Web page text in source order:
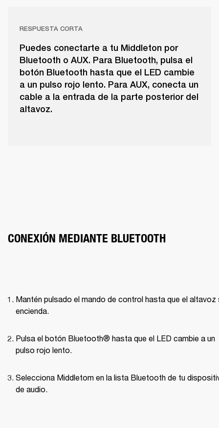
RESPUESTA CORTA
Puedes conectarte a tu Middleton por
Bluetooth o AUX. Para Bluetooth, pulsa el
botón Bluetooth hasta que el LED cambie
a un pulso rojo lento. Para AUX, conecta un
cable a la entrada de la parte posterior del
altavoz.
CONEXIÓN MEDIANTE BLUETOOTH
Mantén pulsado el mando de control hasta que el altavoz
encienda.
Pulsa el botón Bluetooth® hasta que el LED cambie a un
pulso rojo lento.
Selecciona Middletom en la lista Bluetooth de tu
de audio.